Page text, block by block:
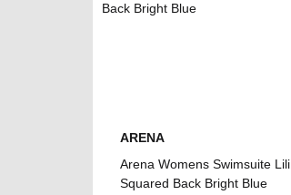
ARENA
Arena Womens Swimsuite Lili
Squared Back Bright Blue